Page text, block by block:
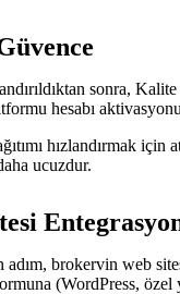
sonra,
hesabı
hızlandırmak
ucuzdur.
brokervin web
(WordPress,